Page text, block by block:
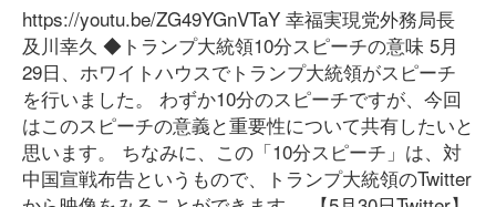
https://youtu.be/ZG49YGnVTaY 幸福実現党外務局長
及川幸久 ◆トランプ大統領10分スピーチの意味 5月
29日、ホワイトハウスでトランプ大統領がスピーチ
を行いました。 わずか10分のスピーチですが、今回
はこのスピーチの意義と重要性について共有したいと
思います。 ちなみに、この「10分スピーチ」は、対
中国宣戦布告というもので、トランプ大統領のTwitter